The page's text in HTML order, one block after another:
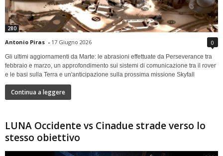
280
Antonio Piras - 17 Giugno 2026 0
Gli ultimi aggiornamenti da Marte: le abrasioni effettuate da Perseverance tra
febbraio e marzo, un approfondimento sui sistemi di comunicazione tra il rover
e le basi sulla Terra e un'anticipazione sulla prossima missione Skyfall
Continua a leggere
LUNA Occidente vs Cinadue strade verso lo
stesso obiettivo